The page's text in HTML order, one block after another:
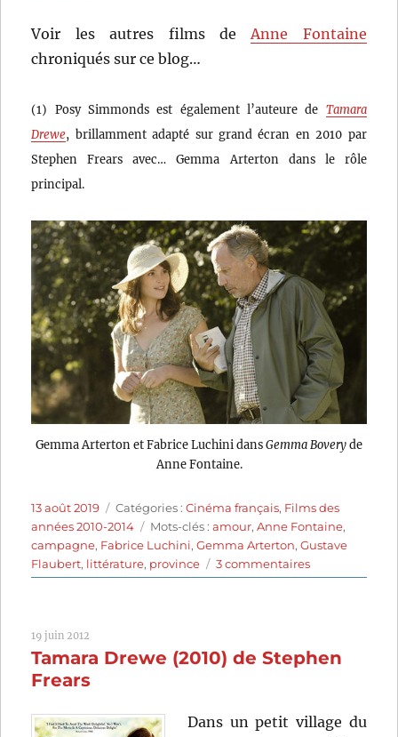
Voir les autres films de Anne Fontaine
chroniqués sur ce blog…
(1) Posy Simmonds est également l’auteure de Tamara
Drewe, brillamment adapté sur grand écran en 2010 par
Stephen Frears avec… Gemma Arterton dans le rôle
principal.
Gemma Arterton et Fabrice Luchini dansGemma Boveryde
Anne Fontaine.
Publié
le
13 août 2019 Catégories
Catégories :Cinéma français, Films des
années 2010-2014
Étiquettes
Mots-clés :amour,Anne Fontaine,
campagne, Fabrice Luchini,Gemma Arterton,Gustave
Flaubert, littérature, province 3 commentairessur
Gemma
Anne
19 juin 2012
Tamara Drewe (2010) de Stephen
Frears
Dans un petit village du